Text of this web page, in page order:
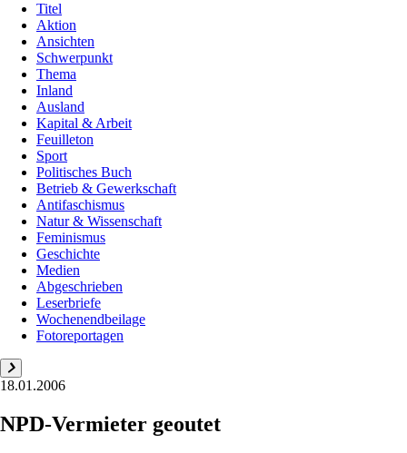
Titel
Aktion
Ansichten
Schwerpunkt
Thema
Inland
Ausland
Kapital & Arbeit
Feuilleton
Sport
Politisches Buch
Betrieb & Gewerkschaft
Antifaschismus
Natur & Wissenschaft
Feminismus
Geschichte
Medien
Abgeschrieben
Leserbriefe
Wochenendbeilage
Fotoreportagen
18.01.2006
NPD-Vermieter geoutet